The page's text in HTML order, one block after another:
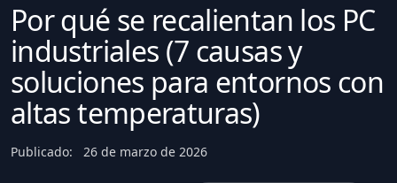
Por qué se recalientan los PC
industriales (7 causas y
soluciones para entornos con
altas temperaturas)
Publicado: 26 de marzo de 2026